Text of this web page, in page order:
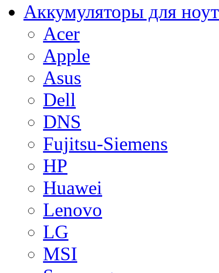
Аккумуляторы для
Acer
Apple
Asus
Dell
DNS
Fujitsu-Siemens
HP
Huawei
Lenovo
LG
MSI